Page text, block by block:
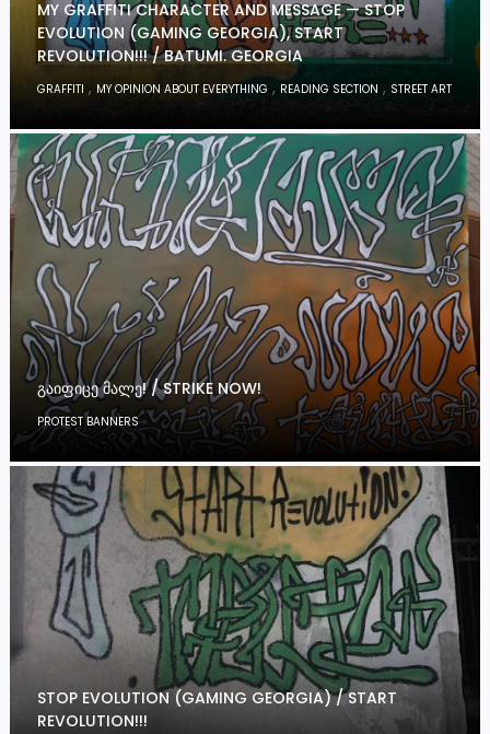
MY GRAFFITI CHARACTER AND MESSAGE — STOP
EVOLUTION (GAMING GEORGIA), START
REVOLUTION!!! / BATUMI. GEORGIA
GRAFFITI , MY OPINION ABOUT EVERYTHING , READING SECTION , STREET ART
ᲒᲐᲘᲤᲘᲪᲔ ᲛᲐᲚᲔ! / STRIKE NOW!
PROTEST BANNERS
STOP EVOLUTION (GAMING GEORGIA) / START
REVOLUTION!!!